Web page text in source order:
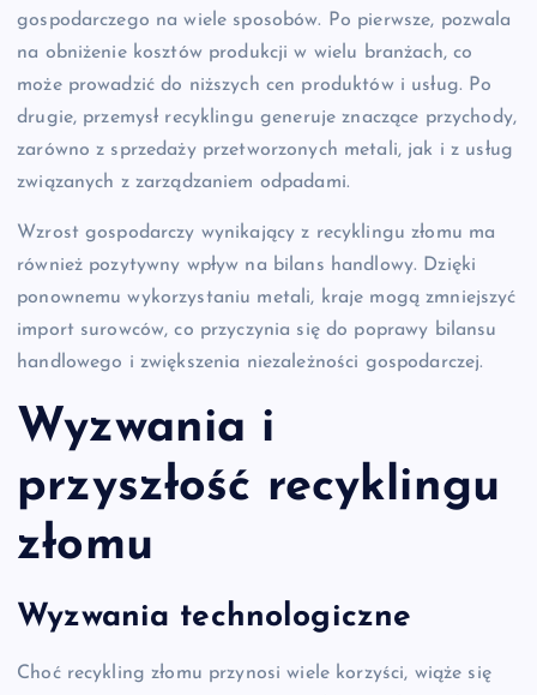
gospodarczego na wiele sposobów. Po pierwsze, pozwala
na obniżenie kosztów produkcji w wielu branżach, co
może prowadzić do niższych cen produktów i usług. Po
drugie, przemysł recyklingu generuje znaczące przychody,
zarówno z sprzedaży przetworzonych metali, jak i z usług
związanych z zarządzaniem odpadami.
Wzrost gospodarczy wynikający z recyklingu złomu ma
również pozytywny wpływ na bilans handlowy. Dzięki
ponownemu wykorzystaniu metali, kraje mogą zmniejszyć
import surowców, co przyczynia się do poprawy bilansu
handlowego i zwiększenia niezależności gospodarczej.
Wyzwania i
przyszłość recyklingu
złomu
Wyzwania technologiczne
Choć recykling złomu przynosi wiele korzyści, wiąże się